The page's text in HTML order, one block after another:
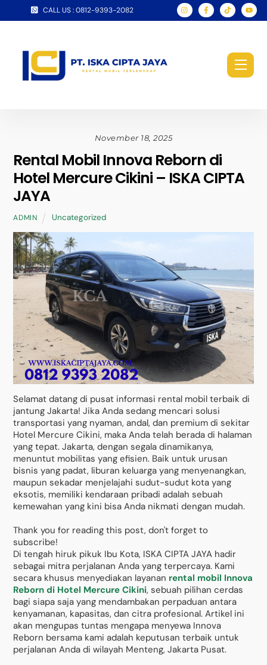
CALL US : 0812-9393-2082
November 18, 2025
Rental Mobil Innova Reborn di
Hotel Mercure Cikini – ISKA CIPTA
JAYA
ADMIN Uncategorized
Selamat datang di pusat informasi rental mobil terbaik di
jantung Jakarta! Jika Anda sedang mencari solusi
transportasi yang nyaman, andal, dan premium di sekitar
Hotel Mercure Cikini, maka Anda telah berada di halaman
yang tepat. Jakarta, dengan segala dinamikanya,
menuntut mobilitas yang efisien. Baik untuk urusan
bisnis yang padat, liburan keluarga yang menyenangkan,
maupun sekadar menjelajahi sudut-sudut kota yang
eksotis, memiliki kendaraan pribadi adalah sebuah
kemewahan yang kini bisa Anda nikmati dengan mudah.
Thank you for reading this post, don't forget to
subscribe!
Di tengah hiruk pikuk Ibu Kota, ISKA CIPTA JAYA hadir
sebagai mitra perjalanan Anda yang terpercaya. Kami
secara khusus menyediakan layanan rental mobil Innova
Reborn di Hotel Mercure Cikini, sebuah pilihan cerdas
bagi siapa saja yang mendambakan perpaduan antara
kenyamanan, kapasitas, dan citra profesional. Artikel ini
akan mengupas tuntas mengapa menyewa Innova
Reborn bersama kami adalah keputusan terbaik untuk
perjalanan Anda di wilayah Menteng, Jakarta Pusat.